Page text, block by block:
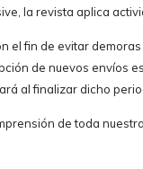
la revista aplica
el fin de evitar
de nuevos envíos
al finalizar dicho
de toda